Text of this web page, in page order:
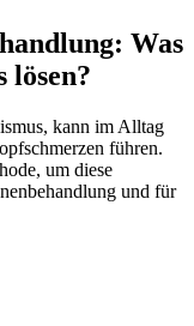
Was
lösen?
kann im Alltag
führen.
um diese
und für